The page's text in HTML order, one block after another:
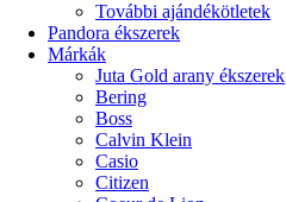
További ajándékötletek
Pandora ékszerek
Márkák
Juta Gold arany ékszerek
Bering
Boss
Calvin Klein
Casio
Citizen